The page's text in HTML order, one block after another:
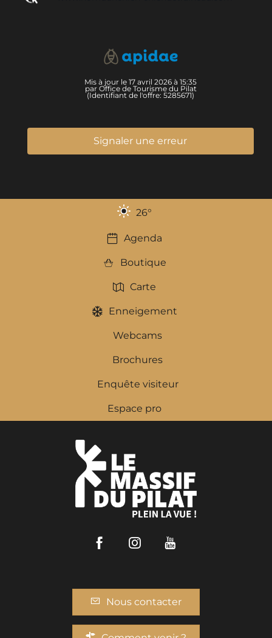
Mis à jour le 17 avril 2026 à 15:35
par Office de Tourisme du Pilat
(Identifiant de l'offre: 5285671)
Signaler une erreur
26°
Agenda
Boutique
Carte
Enneigement
Webcams
Brochures
Enquête visiteur
Espace pro
FacebookInstagram
Nous contacter